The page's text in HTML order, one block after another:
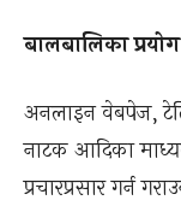
बालबालिका
अनलाइन वेबपेज,
नाटक आदिका
प्रचारप्रसार गर्न